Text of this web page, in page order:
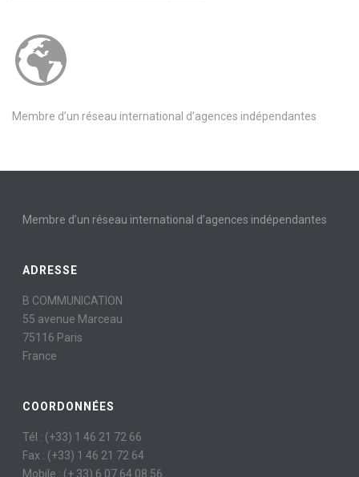
Membre d’un réseau international d’agences indépendantes
Membre d’un réseau international d’agences indépendantes
ADRESSE
B COMMUNICATION
55 avenue Marceau
75116 Paris
France
COORDONNÉES
Tél : (+33) 1 46 21 72 66
Fax : (+33) 1 46 21 72 64
Mobile : (+ 33) 6 07 64 08 56